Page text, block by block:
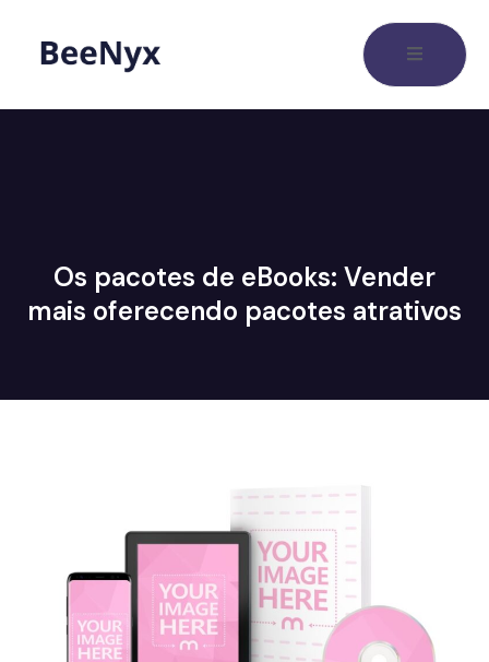
Os pacotes de eBooks: Vender
mais oferecendo pacotes atrativos